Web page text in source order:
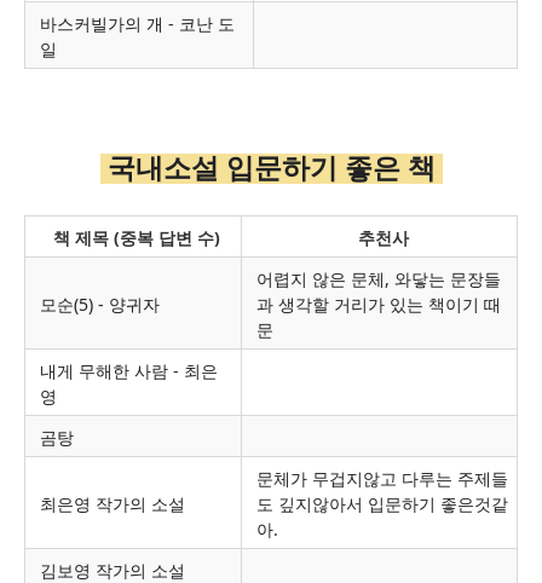
바스커빌가의 개 - 코난 도
일
국내소설 입문하기 좋은 책
책 제목 (중복 답변 수) 추천사
모순(5) - 양귀자
어렵지 않은 문체, 와닿는 문장들
과 생각할 거리가 있는 책이기 때
문
내게 무해한 사람 - 최은
영
곰탕
최은영 작가의 소설
문체가 무겁지않고 다루는 주제들
도 깊지않아서 입문하기 좋은것같
아.
김보영 작가의 소설